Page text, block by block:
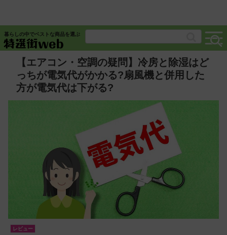
暮らしの中でベストな商品を選ぶ
【エアコン・空調の疑問】冷房と除湿はど
っちが電気代がかかる?扇風機と併用した
方が電気代は下がる?
レビュー